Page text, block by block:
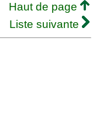
Haut de page
Liste suivante